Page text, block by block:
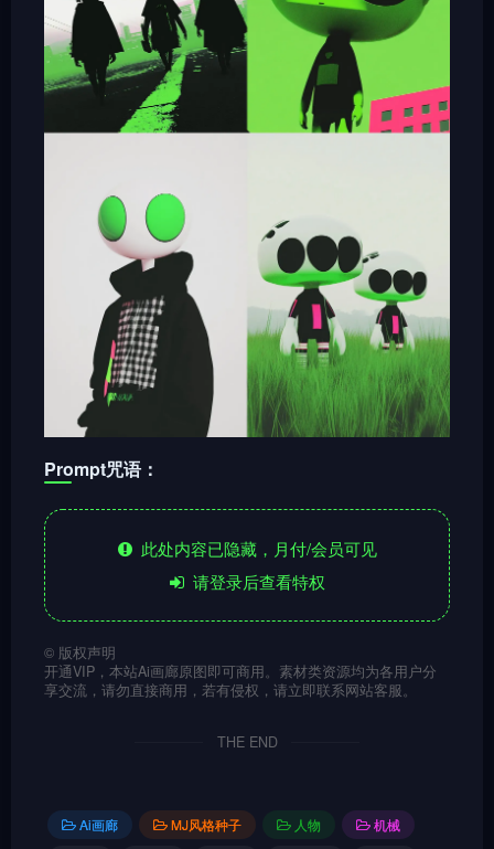
Prompt咒语：
此处内容已隐藏，月付/会员可见
请登录后查看特权
© 版权声明
开通VIP，本站Ai画廊原图即可商用。素材类资源均为各用户分
享交流，请勿直接商用，若有侵权，请立即联系网站客服。
THE END
Ai画廊 MJ风格种子 人物
机械